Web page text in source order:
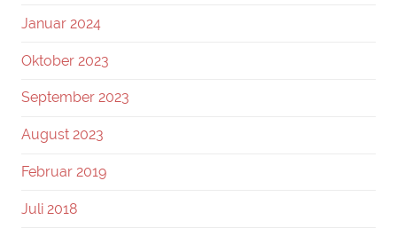
Januar 2024
Oktober 2023
September 2023
August 2023
Februar 2019
Juli 2018